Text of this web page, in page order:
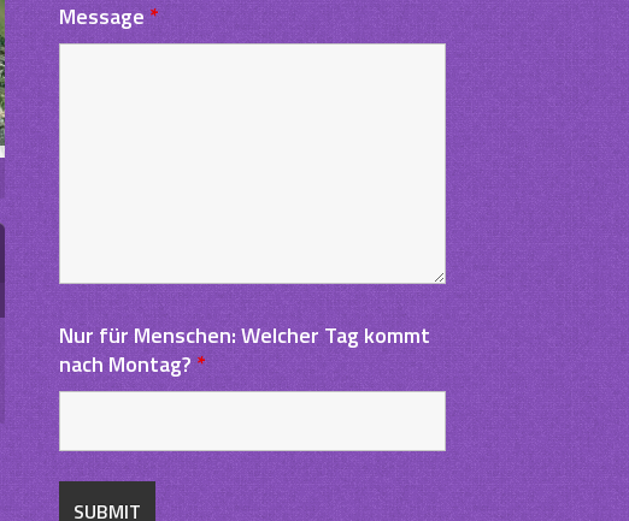
Message*
Nur für Menschen: Welcher Tag kommt
nach Montag?*